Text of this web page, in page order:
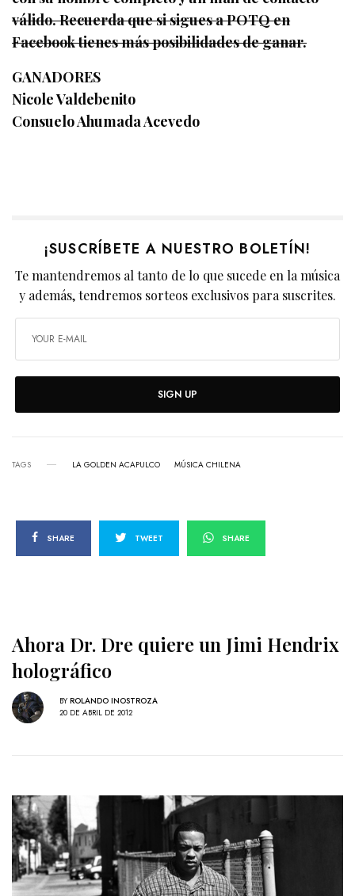
válido. Recuerda que si sigues a POTQ en
Facebook tienes más posibilidades de ganar.
GANADORES
Nicole Valdebenito
Consuelo Ahumada Acevedo
¡SUSCRÍBETE A NUESTRO BOLETÍN!
Te mantendremos al tanto de lo que sucede en la música
y además, tendremos sorteos exclusivos para suscrites.
SIGN UP
TAGS LA GOLDEN ACAPULCO MÚSICA CHILENA
SHARE TWEET SHARE
Ahora Dr. Dre quiere un Jimi Hendrix
holográfico
BY ROLANDO INOSTROZA
20 DE ABRIL DE 2012